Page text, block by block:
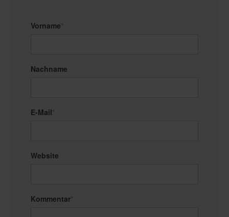
Vorname*
Nachname
E-Mail*
Website
Kommentar*